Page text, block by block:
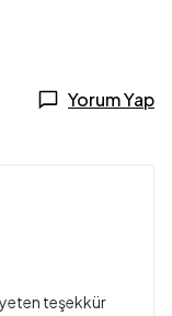
Yorum Yap
teşekkür